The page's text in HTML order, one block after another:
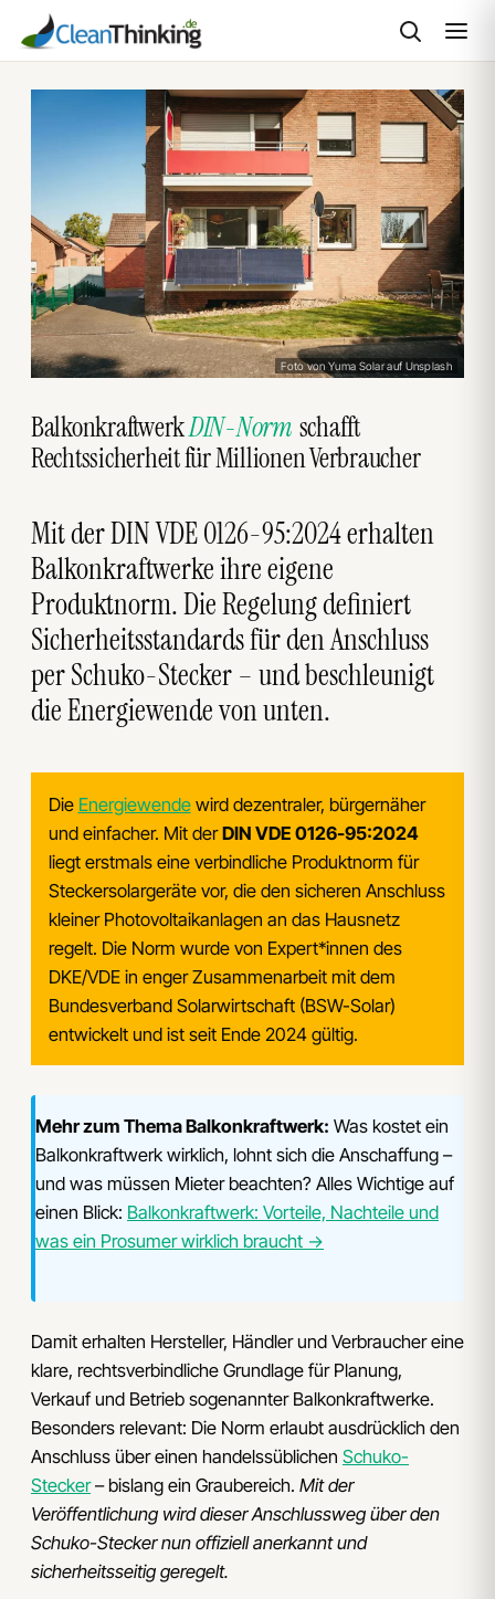
Foto von Yuma Solar auf Unsplash
BalkonkraftwerkDIN-Norm schafft
Rechtssicherheit für Millionen Verbraucher
Mit der DIN VDE 0126-95:2024 erhalten
Balkonkraftwerke ihre eigene
Produktnorm. Die Regelung definiert
Sicherheitsstandards für den Anschluss
per Schuko-Stecker – und beschleunigt
die Energiewende von unten.
Die Energiewendewird dezentraler, bürgernäher
und einfacher. Mit derDIN VDE 0126-95:2024
liegt erstmals eine verbindliche Produktnorm für
Steckersolargeräte vor, die den sicheren Anschluss
kleiner Photovoltaikanlagen an das Hausnetz
regelt. Die Norm wurde von Expert*innen des
DKE/VDE in enger Zusammenarbeit mit dem
Bundesverband Solarwirtschaft (BSW-Solar)
entwickelt und ist seit Ende 2024 gültig.
Mehr zum Thema Balkonkraftwerk: Was kostet ein
Balkonkraftwerk wirklich, lohnt sich die Anschaffung –
und was müssen Mieter beachten? Alles Wichtige auf
einen Blick: Balkonkraftwerk: Vorteile, Nachteile und
was ein Prosumer wirklich braucht →
Damit erhalten Hersteller, Händler und Verbraucher eine
klare, rechtsverbindliche Grundlage für Planung,
Verkauf und Betrieb sogenannter Balkonkraftwerke.
Besonders relevant: Die Norm erlaubt ausdrücklich den
Anschluss über einen handelssüblichen Schuko-
Stecker– bislang ein Graubereich. Mit der
Veröffentlichung wird dieser Anschlussweg über den
Schuko-Stecker nun offiziell anerkannt und
sicherheitsseitig geregelt.